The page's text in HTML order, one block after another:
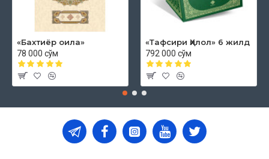
«Бахтиёр оила»
78 000 сўм
«Тафсири Ҳилол» 6 жилд
792 000 сўм